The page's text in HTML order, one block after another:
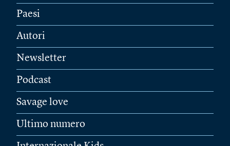
Paesi
Autori
Newsletter
Podcast
Savage love
Ultimo numero